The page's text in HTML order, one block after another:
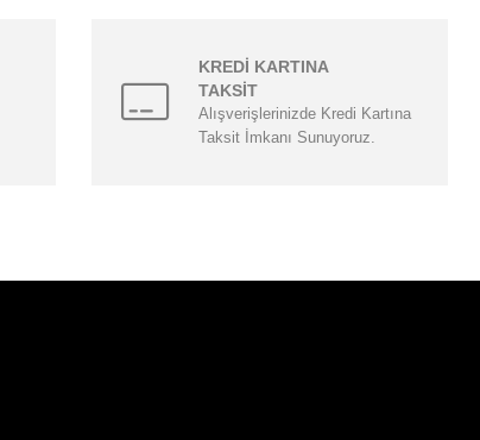
KREDİ KARTINA
TAKSİT
Alışverişlerinizde Kredi Kartına
Taksit İmkanı Sunuyoruz.